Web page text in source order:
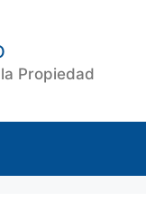
Propiedad